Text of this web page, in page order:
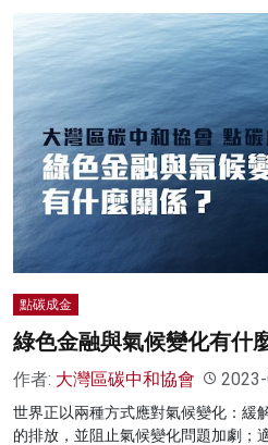
點碳成金
綠色金融與氣候變化有什
作者: 大灣區碳中和協會
世界正以兩種方式應對氣候變化：緩
的排放，並阻止氣候變化問題加劇；